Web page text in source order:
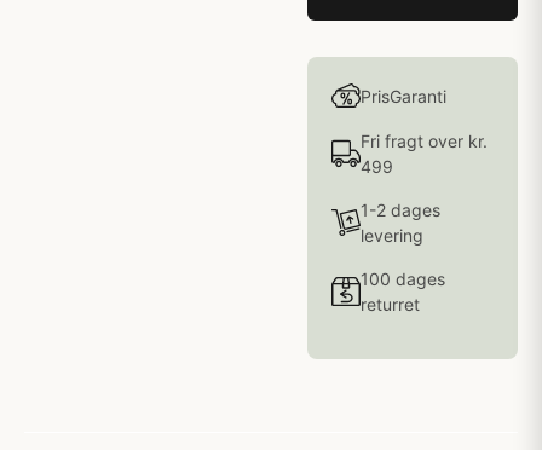
PrisGaranti
Fri fragt over kr.
499
1-2 dages
levering
100 dages
returret